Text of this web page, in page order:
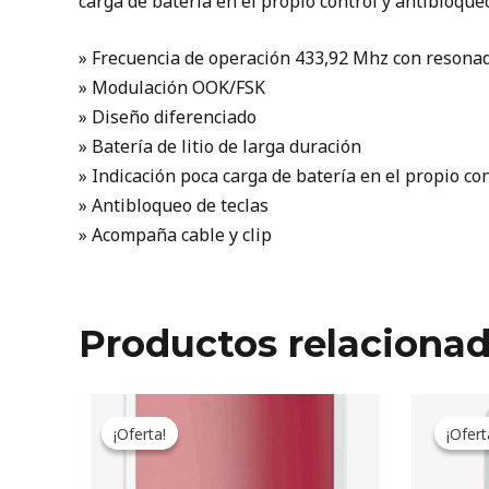
» Frecuencia de operación 433,92 Mhz con
» Modulación OOK/FSK
» Diseño diferenciado
» Batería de litio de larga duración
» Indicación poca carga de batería en el propio
» Antibloqueo de teclas
» Acompaña cable y clip
Productos
¡Oferta!
¡Oferta!
price
was:
89.296ARS.